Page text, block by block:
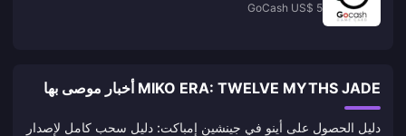
GoCash US$ 5
MIKO ERA: TWELVE MYTHS JADE أخبار موصى بها
دليل الحصول على أينو في جينشين إمباكت: دليل سحب كامل لإصدار